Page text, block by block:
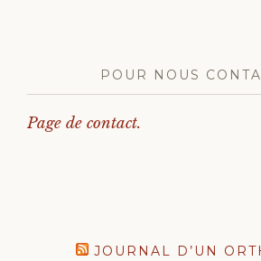
POUR NOUS
Page de contact.
JOURNAL D’UN